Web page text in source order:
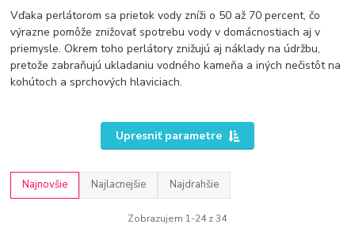
Vďaka perlátorom sa prietok vody zníži o 50 až 70 percent, čo
výrazne pomôže znižovať spotrebu vody v domácnostiach aj v
priemysle. Okrem toho perlátory znižujú aj náklady na údržbu,
pretože zabraňujú ukladaniu vodného kameňa a iných nečistôt na
kohútoch a sprchových hlaviciach.
Upresniť parametre
Najnovšie Najlacnejšie Najdrahšie
Zobrazujem 1-24 z 34